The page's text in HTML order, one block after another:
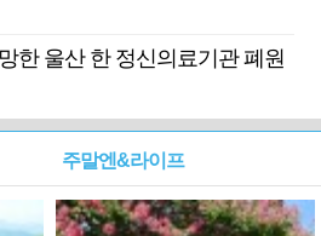
한 울산 한 정신의료기관 폐원
주말엔&라이프